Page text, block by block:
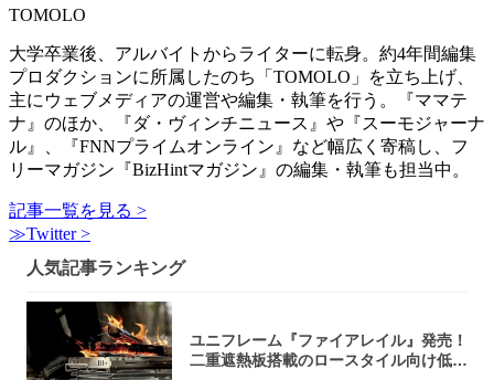
TOMOLO
大学卒業後、アルバイトからライターに転身。約4年間編集
プロダクションに所属したのち「TOMOLO」を立ち上げ、
主にウェブメディアの運営や編集・執筆を行う。『ママテ
ナ』のほか、『ダ・ヴィンチニュース』や『スーモジャーナ
ル』、『FNNプライムオンライン』など幅広く寄稿し、フ
リーマガジン『BizHintマガジン』の編集・執筆も担当中。
記事一覧を見る >
≫Twitter >
人気記事ランキング
ユニフレーム『ファイアレイル』発売！
二重遮熱板搭載のロースタイル向け低型